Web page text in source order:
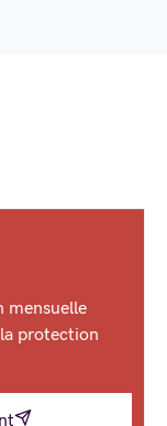
mensuelle
la protection